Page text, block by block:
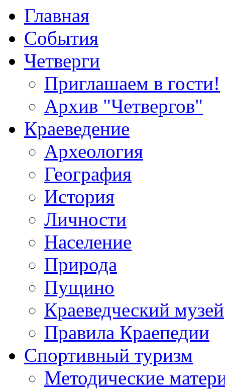
Главная
События
Четверги
Приглашаем в гости!
Архив "Четвергов"
Краеведение
Археология
География
История
Личности
Население
Природа
Пущино
Краеведческий музей
Правила Краепедии
Спортивный туризм
Методические